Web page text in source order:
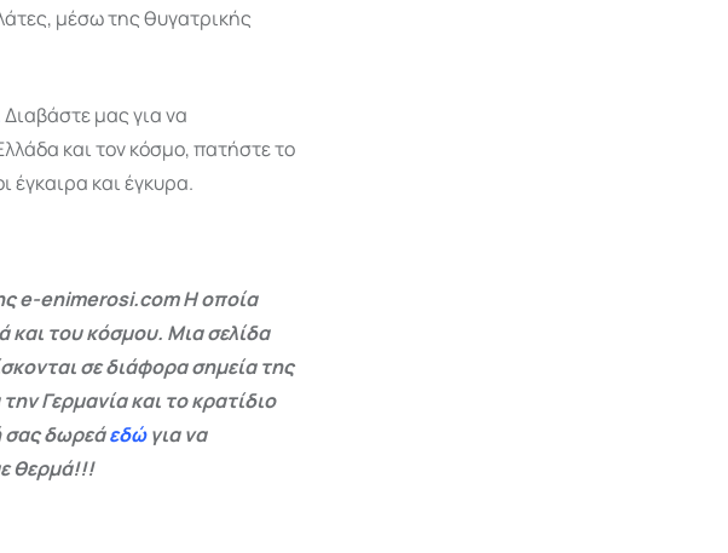
μέσω της θυγατρικής
Διαβάστε μας για να
και τον κόσμο, πατήστε το
έγκαιρα και έγκυρα.
e-enimerosi.com Η οποία
και του κόσμου. Μια σελίδα
σε διάφορα σημεία της
Γερμανία και το κρατίδιο
σας δωρεάεδώγια να
θερμά!!!